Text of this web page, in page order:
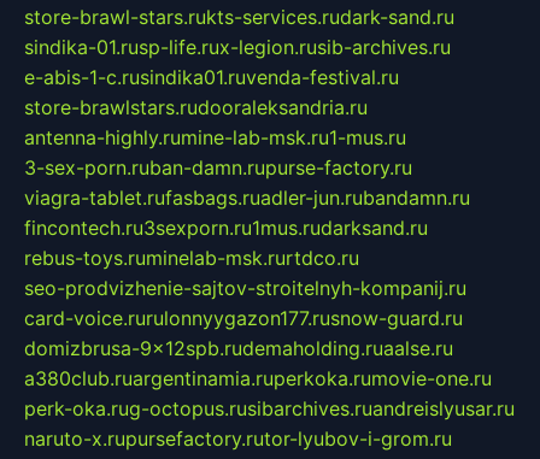
store-brawl-stars.rukts-services.rudark-sand.ru
sindika-01.rusp-life.rux-legion.rusib-archives.ru
e-abis-1-c.rusindika01.ruvenda-festival.ru
store-brawlstars.rudooraleksandria.ru
antenna-highly.rumine-lab-msk.ru1-mus.ru
3-sex-porn.ruban-damn.rupurse-factory.ru
viagra-tablet.rufasbags.ruadler-jun.rubandamn.ru
fincontech.ru3sexporn.ru1mus.rudarksand.ru
rebus-toys.ruminelab-msk.rurtdco.ru
seo-prodvizhenie-sajtov-stroitelnyh-kompanij.ru
card-voice.rurulonnyygazon177.rusnow-guard.ru
domizbrusa-9x12spb.rudemaholding.ruaalse.ru
a380club.ruargentinamia.ruperkoka.rumovie-one.ru
perk-oka.rug-octopus.rusibarchives.ruandreislyusar.ru
naruto-x.rupursefactory.rutor-lyubov-i-grom.ru